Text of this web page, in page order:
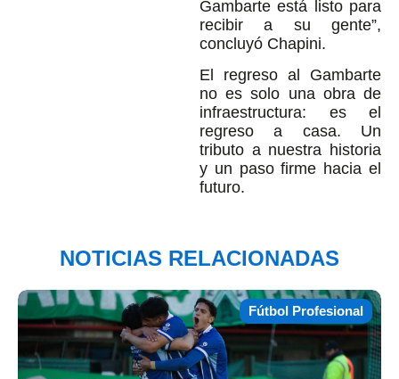
Gambarte está listo para
recibir a su gente”,
concluyó Chapini.
El regreso al Gambarte
no es solo una obra de
infraestructura: es el
regreso a casa. Un
tributo a nuestra historia
y un paso firme hacia el
futuro.
NOTICIAS RELACIONADAS
Fútbol Profesional